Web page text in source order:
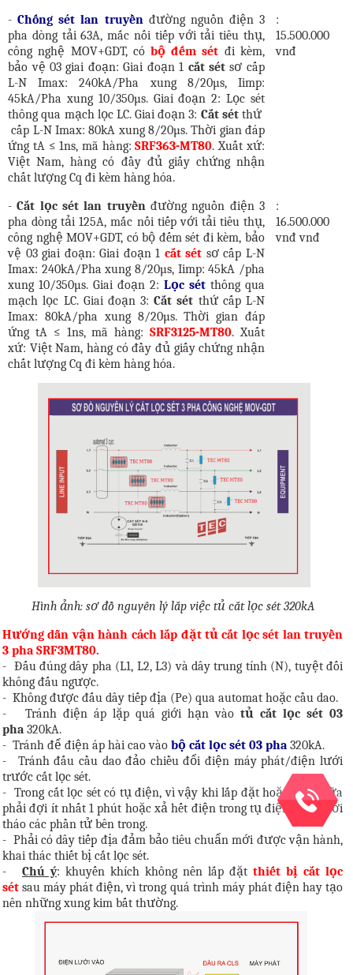
-Chống sét lan truyềnđường nguồn điện 3
pha dòng tải 63A, mắc nối tiếp với tải tiêu thụ,
công nghệ MOV+GDT, có bộ đếm sét đi kèm,
bảo vệ 03 giai đoạn: Giai đoạn 1 cắt sétsơ cấp
L-N Imax: 240kA/Pha xung 8/20µs, Iimp:
45kA/Pha xung 10/350µs. Giai đoạn 2: Lọc sét
thông qua mạch lọc LC. Giai đoạn 3: Cắt sétthứ
cấp L-N Imax: 80kA xung 8/20µs. Thời gian đáp
ứng tA ≤ 1ns, mã hàng:SRF363-MT80. Xuất xứ:
Việt Nam, hàng có đầy đủ giấy chứng nhận
chất lượng Cq đi kèm hàng hóa.
:
15.500.000
vnđ
- Cắt lọc sét lan truyềnđường nguồn điện 3
pha dòng tải 125A, mắc nối tiếp với tải tiêu thụ,
công nghệ MOV+GDT, có bộ đếm sét đi kèm, bảo
vệ 03 giai đoạn: Giai đoạn 1 cắt sét sơ cấp L-N
Imax: 240kA/Pha xung 8/20µs, Iimp: 45kA /pha
xung 10/350µs. Giai đoạn 2: Lọc sétthông qua
mạch lọc LC. Giai đoạn 3:Cắt sét thứ cấp L-N
Imax: 80kA/pha xung 8/20µs. Thời gian đáp
ứng tA ≤ 1ns, mã hàng:SRF3125-MT80. Xuất
xứ: Việt Nam, hàng có đầy đủ giấy chứng nhận
chất lượng Cq đi kèm hàng hóa.
:
16.500.000
vnđ vnđ
Hình ảnh: sơ đồ nguyên lý lắp việc tủ cắt lọc sét 320kA
Hướng dẫn vận hành cách lắp đặt tủ cắt lọc sét lan truyền
3 pha SRF3MT80.
- Đấu đúng dây pha (L1, L2, L3) và dây trung tính (N), tuyệt đối
không đấu ngược.
- Không được đấu dây tiếp địa (Pe) qua automat hoặc cầu dao.
-
Tránh điện áp lặp quá giới hạn vào tủ cắt lọc sét 03
pha 320kA.
- Tránh để điện áp hài cao vào bộ cắt lọc sét 03 pha 320kA.
-
Tránh đấu cầu dao đảo chiều đổi điện máy phát/điện lưới
trước cắt lọc sét.
- Trong cắt lọc sét có tụ điện, vì vậy khi lắp đặt hoặc sửa chữa
phải đợi ít nhất 1 phút hoặc xả hết điện trong tụ điện xong mới
tháo các phần tử bên trong.
- Phải có dây tiếp địa đảm bảo tiêu chuẩn mới được vận hành,
khai thác thiết bị cắt lọc sét.
-
Chú ý: khuyến khích không nên lắp đặt thiết bị cắt lọc
sétsau máy phát điện, vì trong quá trình máy phát điện hay tạo
nên những xung kim bất thường.